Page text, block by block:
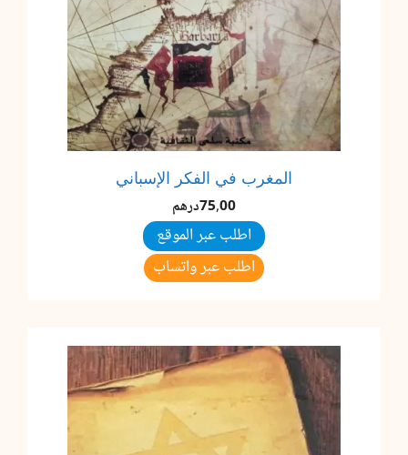
المغرب في الفكر الإسباني
75,00درهم
اطلب عبر الموقع
اطلب عبر واتساب